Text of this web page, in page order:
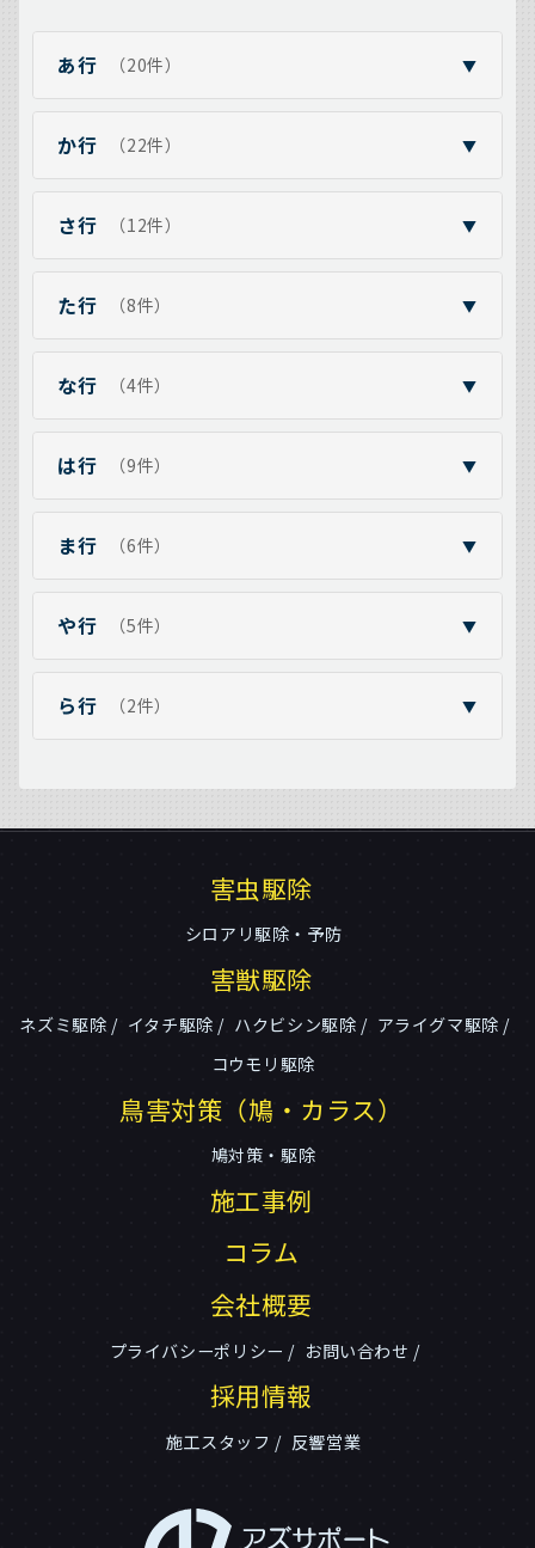
あ行 （20件） ▼
か行 （22件） ▼
さ行 （12件） ▼
た行 （8件） ▼
な行 （4件） ▼
は行 （9件） ▼
ま行 （6件） ▼
や行 （5件） ▼
ら行 （2件） ▼
害虫駆除
シロアリ駆除・予防
害獣駆除
ネズミ駆除 イタチ駆除 ハクビシン駆除
アライグマ駆除
コウモリ駆除
鳥害対策（鳩・カラス）
鳩対策・駆除
施工事例
コラム
会社概要
プライバシーポリシー お問い合わせ
採用情報
施工スタッフ 反響営業